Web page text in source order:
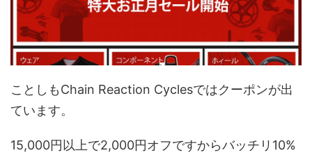
ことしもChain Reaction Cyclesではクーポンが出
ています。
15,000円以上で2,000円オフですからバッチリ10%